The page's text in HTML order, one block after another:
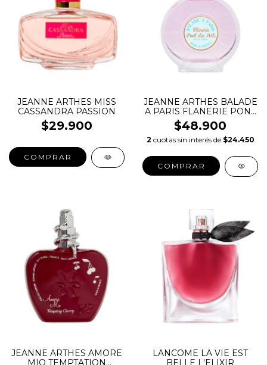
JEANNE ARTHES MISS
CASSANDRA PASSION
$29.900
COMPRAR
JEANNE ARTHES BALADE
A PARIS FLANERIE PONT
DES ARTS EDP
$48.900
2 cuotas sin interés de $24.450
COMPRAR
JEANNE ARTHES AMORE
MIO TEMPTATION
LANCOME LA VIE EST
BELLE L'ELIXIR